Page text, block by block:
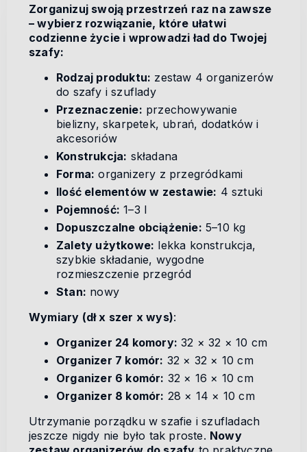
Zorganizuj swoją przestrzeń raz na zawsze
– wybierz rozwiązanie, które ułatwi
codzienne życie i wprowadzi ład do Twojej
szafy:
Rodzaj produktu: zestaw 4 organizerów
do szafy i szuflady
Przeznaczenie: przechowywanie
bielizny, skarpetek, ubrań, dodatków i
akcesoriów
Konstrukcja: składana
Forma: organizery z przegródkami
Ilość elementów w zestawie: 4 sztuki
Pojemność: 1–3 l
Dopuszczalne obciążenie: 5–10 kg
Zalety użytkowe: lekka konstrukcja,
szybkie składanie, wygodne
rozmieszczenie przegród
Stan: nowy
Wymiary (dł x szer x wys):
Organizer 24 komory: 32 × 32 × 10 cm
Organizer 7 komór: 32 × 32 × 10 cm
Organizer 6 komór: 32 × 16 × 10 cm
Organizer 8 komór: 28 × 14 × 10 cm
Utrzymanie porządku w szafie i szufladach
jeszcze nigdy nie było tak proste. Nowy